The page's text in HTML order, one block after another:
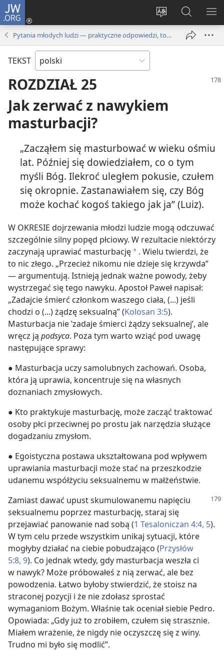
JW.ORG
Wybór
języka
Logowanie
(opens
new
window)
Szukaj
na
JW.ORG
Pytania młodych ludzi — praktyczne odpowiedzi, tom 1
TEKST
ROZDZIAŁ 25
Jak zerwać z nawykiem
masturbacji?
„Zacząłem się masturbować w wieku ośmiu
lat. Później się dowiedziałem, co o tym
myśli Bóg. Ilekroć uległem pokusie, czułem
się okropnie. Zastanawiałem się, czy Bóg
może kochać kogoś takiego jak ja” (Luiz).
W OKRESIE dojrzewania młodzi ludzie mogą odczuwać
szczególnie silny popęd płciowy. W rezultacie niektórzy
zaczynają uprawiać masturbację a . Wielu twierdzi, że
to nic złego. „Przecież nikomu nie dzieje się krzywda”
— argumentują. Istnieją jednak ważne powody, żeby
wystrzegać się tego nawyku. Apostoł Paweł napisał:
„Zadajcie śmierć członkom waszego ciała, (...) jeśli
chodzi o (...) żądzę seksualną” (Kolosan 3:5).
Masturbacja nie ‛zadaje śmierci żądzy seksualnej’, ale
wręcz ją podsyca. Poza tym warto wziąć pod uwagę
następujące sprawy:
● Masturbacja uczy samolubnych zachowań. Osoba,
która ją uprawia, koncentruje się na własnych
doznaniach zmysłowych.
● Kto praktykuje masturbację, może zacząć traktować
osoby płci przeciwnej po prostu jak narzędzia służące
dogadzaniu zmysłom.
● Egoistyczna postawa ukształtowana pod wpływem
uprawiania masturbacji może stać na przeszkodzie
udanemu współżyciu seksualnemu w małżeństwie.
Zamiast dawać upust skumulowanemu napięciu
seksualnemu poprzez masturbację, staraj się
przejawiać panowanie nad sobą (1 Tesaloniczan 4:4, 5).
W tym celu przede wszystkim unikaj sytuacji, które
mogłyby działać na ciebie pobudzająco (Przysłów
5:8, 9). Co jednak wtedy, gdy masturbacja weszła ci
w nawyk? Może próbowałeś z nią zerwać, ale bez
powodzenia. Łatwo byłoby stwierdzić, że stoisz na
straconej pozycji i że nie zdołasz sprostać
wymaganiom Bożym. Właśnie tak oceniał siebie Pedro.
Opowiada: „Gdy już to zrobiłem, czułem się strasznie.
Miałem wrażenie, że nigdy nie oczyszczę się z winy.
Trudno mi było się modlić”.